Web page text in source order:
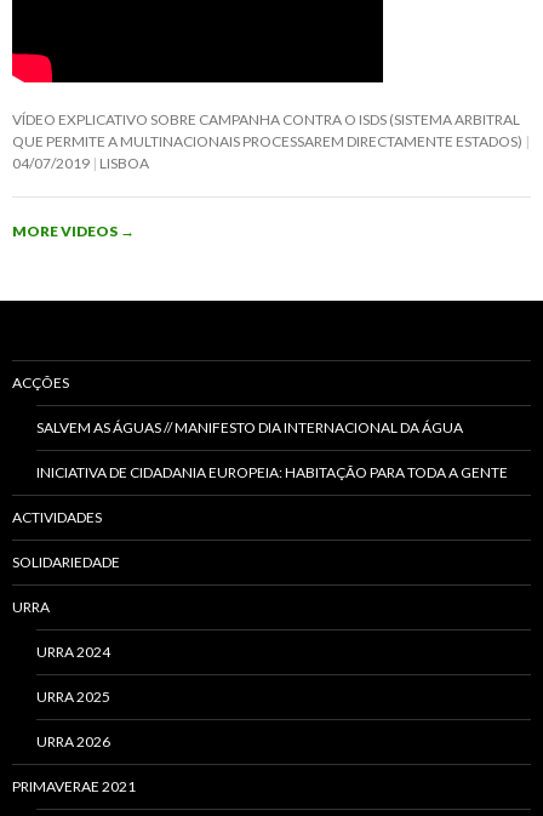
VÍDEO EXPLICATIVO SOBRE CAMPANHA CONTRA O ISDS (SISTEMA ARBITRAL
QUE PERMITE A MULTINACIONAIS PROCESSAREM DIRECTAMENTE ESTADOS)
04/07/2019 LISBOA
MORE VIDEOS →
ACÇÕES
SALVEM AS ÁGUAS // MANIFESTO DIA INTERNACIONAL DA ÁGUA
INICIATIVA DE CIDADANIA EUROPEIA: HABITAÇÃO PARA TODA A GENTE
ACTIVIDADES
SOLIDARIEDADE
URRA
URRA 2024
URRA 2025
URRA 2026
PRIMAVERAE 2021